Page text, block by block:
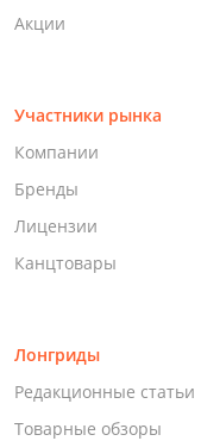
Акции
Участники рынка
Компании
Бренды
Лицензии
Канцтовары
Лонгриды
Редакционные статьи
Товарные обзоры